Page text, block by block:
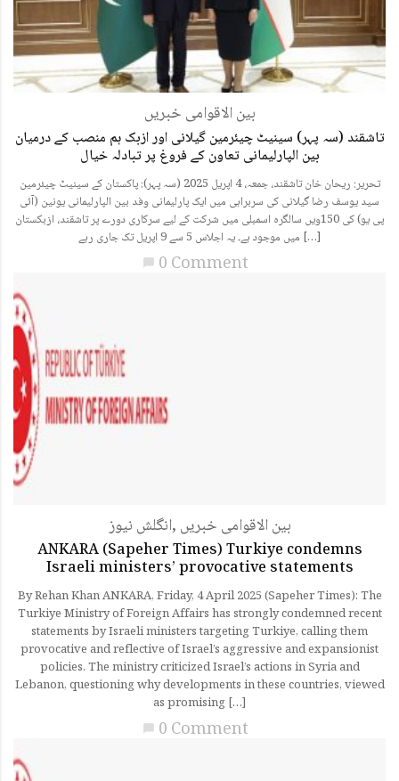
بین الاقوامی خبریں
تاشقند (سہ پہر) سینیٹ چیئرمین گیلانی اور ازبک ہم منصب کے درمیان
بین الپارلیمانی تعاون کے فروغ پر تبادلہ خیال
تحریر: ریحان خان تاشقند، جمعہ، 4 اپریل 2025 (سہ پہر): پاکستان کے سینیٹ چیئرمین
سید یوسف رضا گیلانی کی سربراہی میں ایک پارلیمانی وفد بین الپارلیمانی یونین (آئی
پی یو) کی 150ویں سالگرہ اسمبلی میں شرکت کے لیے سرکاری دورے پر تاشقند، ازبکستان
میں موجود ہے۔ یہ اجلاس 5 سے 9 اپریل تک جاری رہے […]
chat_bubble 0 Comment
انگلش نیوز, بین الاقوامی خبریں
ANKARA (Sapeher Times) Turkiye condemns
Israeli ministers’ provocative statements
By Rehan Khan ANKARA, Friday, 4 April 2025 (Sapeher Times): The
Turkiye Ministry of Foreign Affairs has strongly condemned recent
statements by Israeli ministers targeting Turkiye, calling them
provocative and reflective of Israel’s aggressive and expansionist
policies. The ministry criticized Israel’s actions in Syria and
Lebanon, questioning why developments in these countries, viewed
as promising […]
chat_bubble 0 Comment